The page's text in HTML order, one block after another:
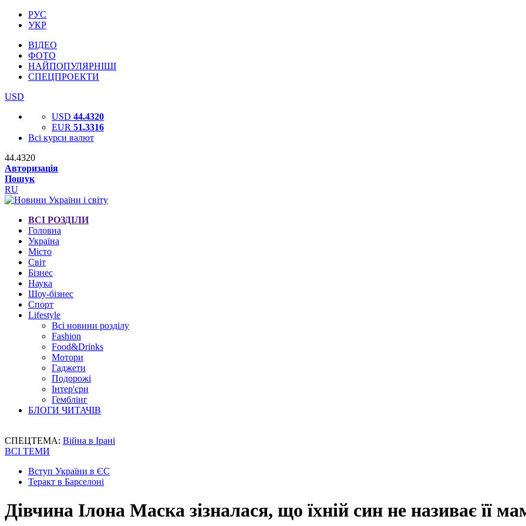
РУС
УКР
ВІДЕО
ФОТО
НАЙПОПУЛЯРНІШІ
СПЕЦПРОЕКТИ
USD
USD 44.4320
EUR 51.3316
Всі курси валют
44.4320
Авторизація
Пошук
RU
ВСІ РОЗДІЛИ
Головна
Україна
Місто
Світ
Бізнес
Наука
Шоу-бізнес
Спорт
Lifestyle
Всі новини розділу
Fashion
Food&Drinks
Мотори
Гаджети
Подорожі
Інтер'єри
Гемблінг
БЛОГИ ЧИТАЧІВ
СПЕЦТЕМА: Війна в Ірані
ВСІ ТЕМИ
Вступ України в ЄС
Теракт в Барселоні
Дівчина Ілона Маска зізналася, що їхній син не називає її